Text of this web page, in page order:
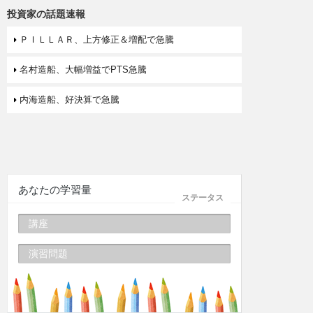
投資家の話題速報
ＰＩＬＬＡＲ、上方修正＆増配で急騰
名村造船、大幅増益でPTS急騰
内海造船、好決算で急騰
ステータス
あなたの学習量
講座
演習問題